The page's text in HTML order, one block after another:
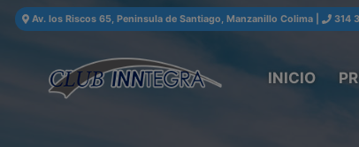
Av. los Riscos 65, Peninsula de Santiago, Manzanillo Colima | 314
INICIO